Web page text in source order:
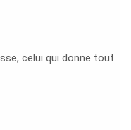
celui qui donne tout